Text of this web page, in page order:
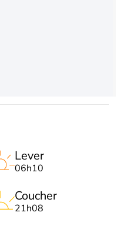
Lever
06h10
Coucher
21h08